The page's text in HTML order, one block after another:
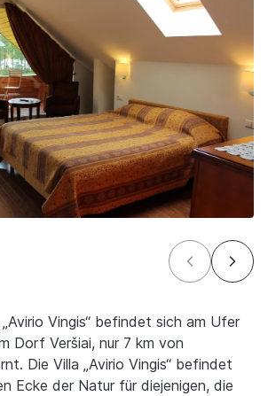
Vingis“ befindet sich am Ufer
Dorf Veršiai, nur 7 km von
Die Villa „Avirio Vingis“ befindet
Ecke der Natur für diejenigen, die